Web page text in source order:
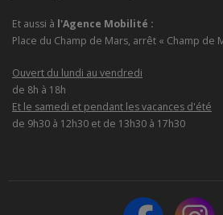
Et aussi à l'Agence Mobilité :
Place du Champ de Mars, arrêt « Champ de
Ouvert du lundi au vendredi
de 8h à 18h
Et le samedi et pendant les vacances d'été
de 9h30 à 12h30 et de 13h30 à 17h30